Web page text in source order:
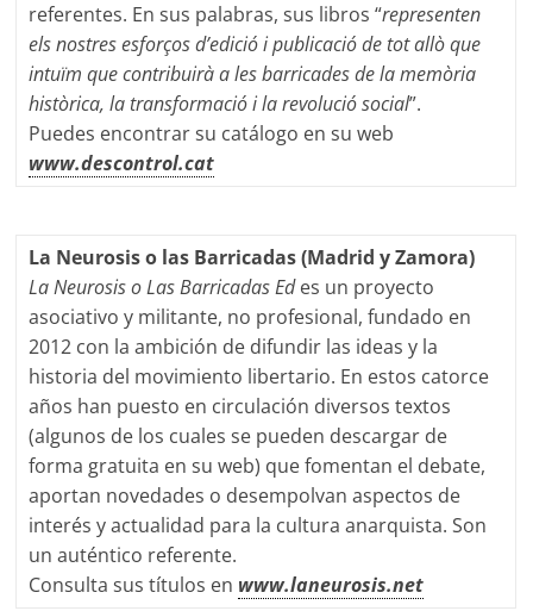
referentes. En sus palabras, sus libros “representen
els nostres esforços d’edició i publicació de tot allò que
intuïm que contribuirà a les barricades de la memòria
històrica, la transformació i la revolució social”.
Puedes encontrar su catálogo en su web
www.descontrol.cat
La Neurosis o las Barricadas (Madrid y Zamora)
La Neurosis o Las Barricadas Edes un proyecto
asociativo y militante, no profesional, fundado en
2012 con la ambición de difundir las ideas y la
historia del movimiento libertario. En estos catorce
años han puesto en circulación diversos textos
(algunos de los cuales se pueden descargar de
forma gratuita en su web) que fomentan el debate,
aportan novedades o desempolvan aspectos de
interés y actualidad para la cultura anarquista. Son
un auténtico referente.
Consulta sus títulos en www.laneurosis.net